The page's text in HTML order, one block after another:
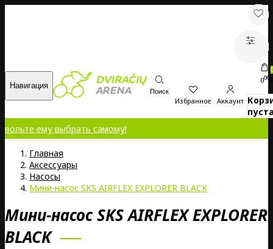
Навигация
Поиск
Избранное Аккаунт
0
000
ему выбрать самому!
Главная
Аксессуары
Насосы
Мини-насос SKS AIRFLEX EXPLORER BLACK
Мини-насос SKS AIRFLEX EXPLORER
BLACK